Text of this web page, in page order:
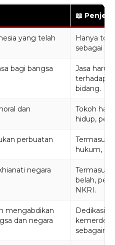
📖
yang telah
Hanya
sebagai
bagi bangsa
Jasa
terhadap
bidang.
dan
Tokoh
hidup,
perbuatan
Termasuk
hukum,
negara
Termasuk
belah,
NKRI.
mengabdikan
dan negara
Dedikasi